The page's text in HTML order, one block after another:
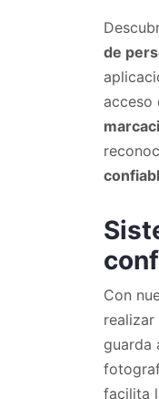
de
acceso
Con
realizar
guarda
facilita